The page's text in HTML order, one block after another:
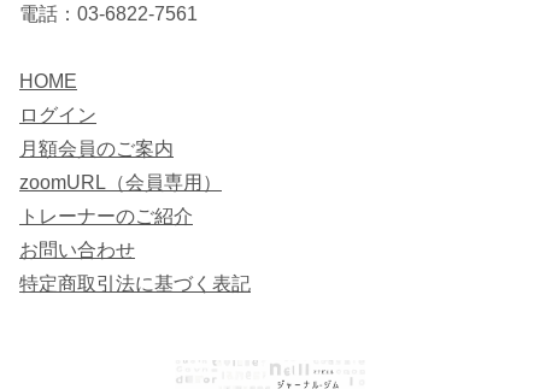
電話：03-6822-7561
HOME
ログイン
月額会員のご案内
zoomURL（会員専用）
トレーナーのご紹介
お問い合わせ
特定商取引法に基づく表記